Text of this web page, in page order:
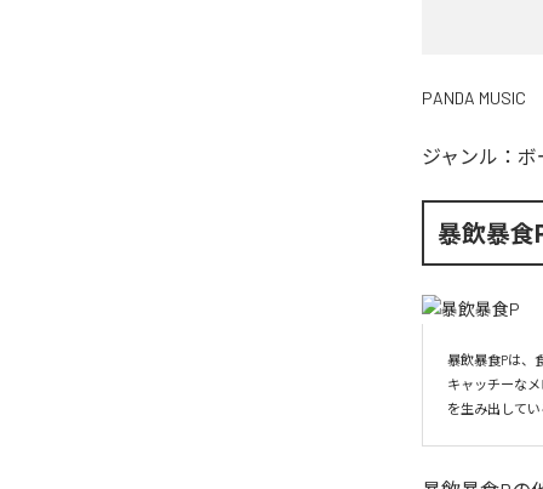
PANDA MUSIC
ジャンル： ボ
暴飲暴食
暴飲暴食Pは、
キャッチーなメ
を生み出してい